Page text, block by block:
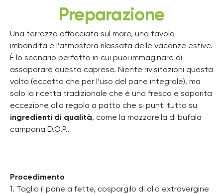
Preparazione
Una terrazza affacciata sul mare, una tavola
imbandita e l’atmosfera rilassata delle vacanze estive.
È lo scenario perfetto in cui puoi immaginare di
assaporare questa caprese. Niente rivisitazioni questa
volta (eccetto che per l’uso del pane integrale), ma
solo la ricetta tradizionale che è una fresca e saporita
eccezione alla regola a patto che si punti tutto su
ingredienti di qualità, come la mozzarella di bufala
campana D.O.P..
Procedimento
1. Taglia il pane a fette, cospargilo di olio extravergine